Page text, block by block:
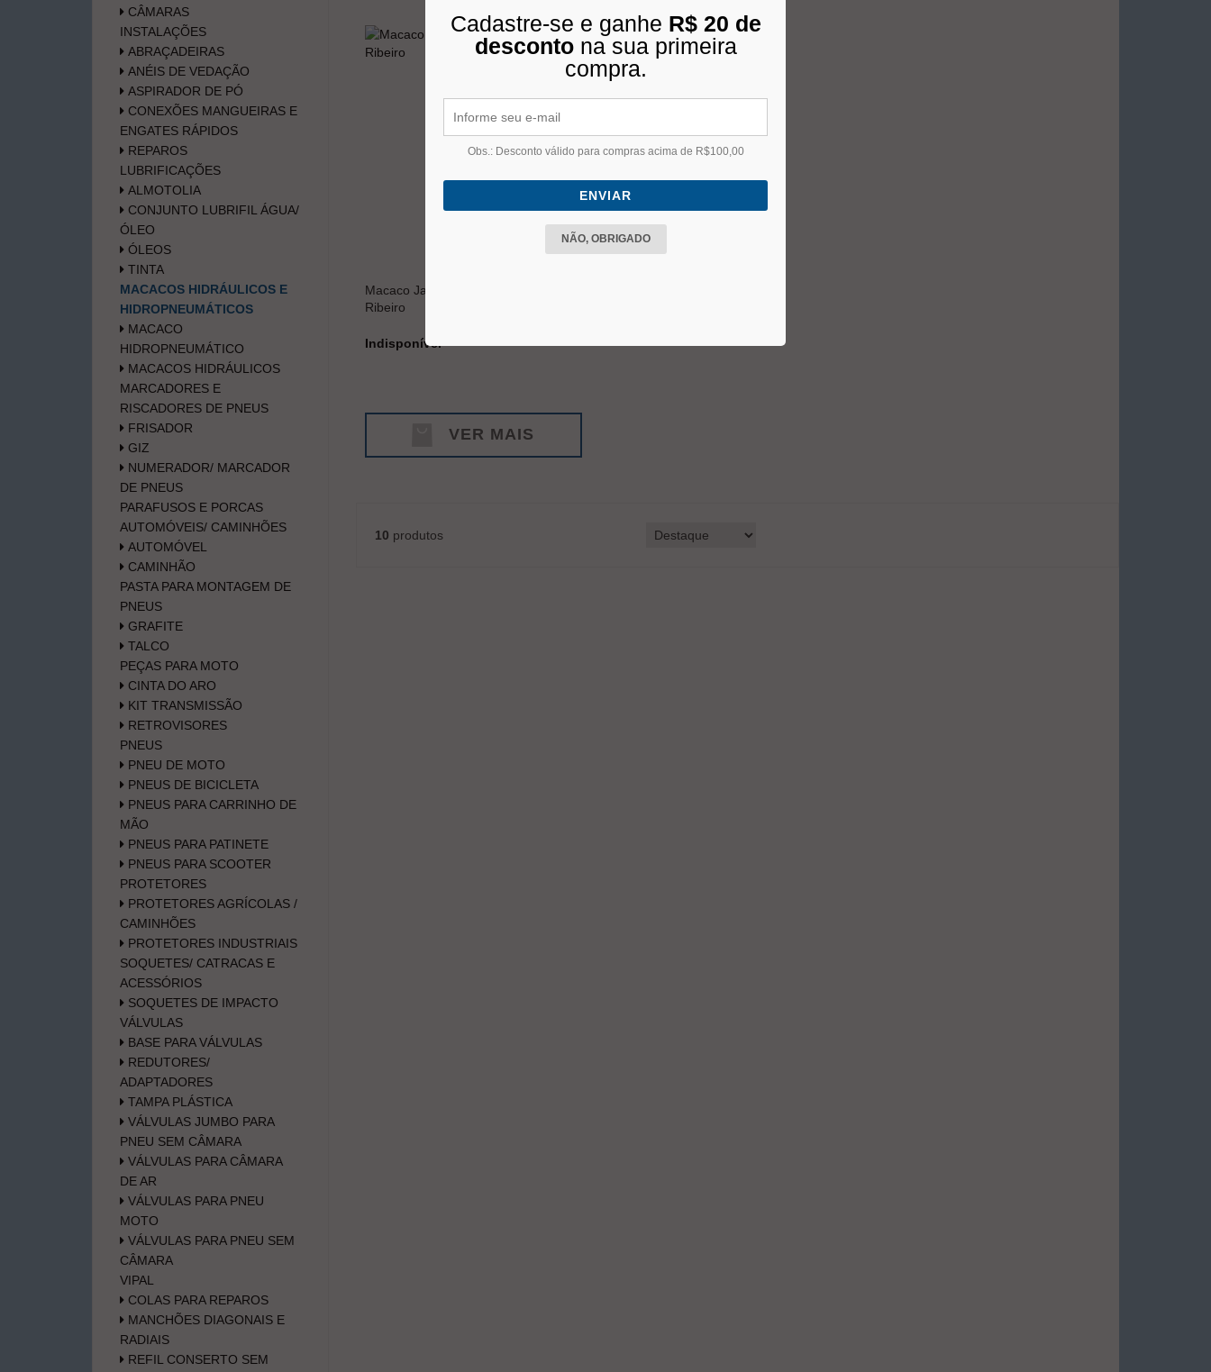
CÂMARAS
INSTALAÇÕES
ABRAÇADEIRAS
ANÉIS DE VEDAÇÃO
ASPIRADOR DE PÓ
CONEXÕES MANGUEIRAS E
ENGATES RÁPIDOS
REPAROS
LUBRIFICAÇÕES
ALMOTOLIA
CONJUNTO LUBRIFIL ÁGUA/
ÓLEO
ÓLEOS
TINTA
MACACOS HIDRÁULICOS E
HIDROPNEUMÁTICOS
MACACO
HIDROPNEUMÁTICO
MACACOS HIDRÁULICOS
MARCADORES E
RISCADORES DE PNEUS
FRISADOR
GIZ
NUMERADOR/ MARCADOR
DE PNEUS
PARAFUSOS E PORCAS
AUTOMÓVEIS/ CAMINHÕES
AUTOMÓVEL
CAMINHÃO
PASTA PARA MONTAGEM DE
PNEUS
GRAFITE
TALCO
PEÇAS PARA MOTO
CINTA DO ARO
KIT TRANSMISSÃO
RETROVISORES
PNEUS
PNEU DE MOTO
PNEUS DE BICICLETA
PNEUS PARA CARRINHO DE
MÃO
PNEUS PARA PATINETE
PNEUS PARA SCOOTER
PROTETORES
PROTETORES AGRÍCOLAS /
CAMINHÕES
PROTETORES INDUSTRIAIS
SOQUETES/ CATRACAS E
ACESSÓRIOS
SOQUETES DE IMPACTO
VÁLVULAS
BASE PARA VÁLVULAS
REDUTORES/
ADAPTADORES
TAMPA PLÁSTICA
VÁLVULAS JUMBO PARA
PNEU SEM CÂMARA
VÁLVULAS PARA CÂMARA
DE AR
VÁLVULAS PARA PNEU
MOTO
VÁLVULAS PARA PNEU SEM
CÂMARA
VIPAL
COLAS PARA REPAROS
MANCHÕES DIAGONAIS E
RADIAIS
REFIL CONSERTO SEM
Macaco Jacaré Hidráulico 2ton
Ribeiro
Indisponível
VER MAIS
10 produtos
Cadastre-se e ganhe R$ 20 de
descontona sua primeira
compra.
Obs.: Desconto válido para compras acima de R$100,00
ENVIAR
NÃO, OBRIGADO